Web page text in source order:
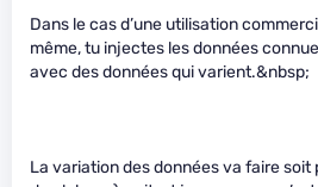
Dans le cas d’une utilisation
même, tu injectes les données
avec des données qui varient.&nbsp;
La variation des données va faire soit